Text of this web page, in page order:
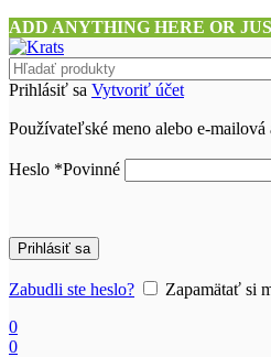
ADD ANYTHING HERE OR
Prihlásiť sa Vytvoriť účet
Používateľské meno alebo e-mailová
Heslo *Povinné
Prihlásiť sa
Zabudli ste heslo?
Zapamätať si
0
0